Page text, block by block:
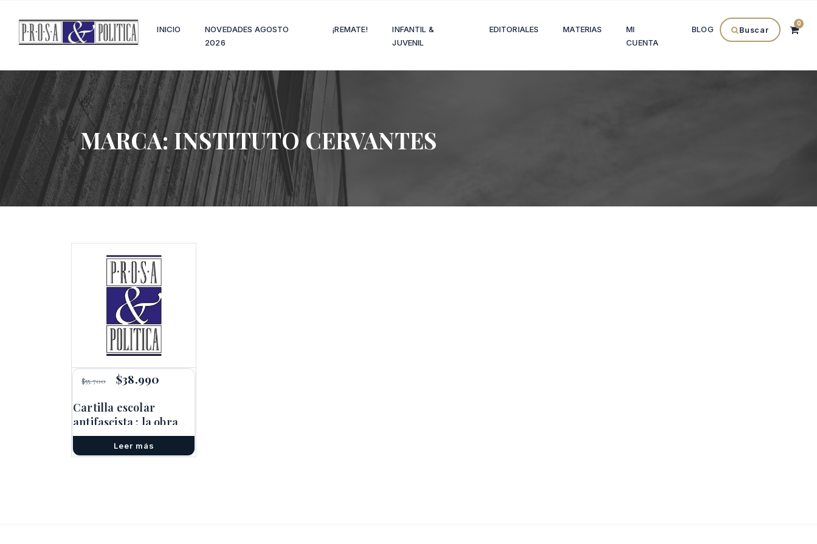
INICIO
NOVEDADES AGOSTO
2026
¡REMATE!
INFANTIL &
JUVENIL
EDITORIALES MATERIAS
MI
CUENTA
BLOG Buscar
0
MARCA: INSTITUTO CERVANTES
$55.700
El
precio
era:
$55.700.
$38.990
$38.990.
Cartilla escolar
antifascista : la obra
maestra de Mauricio
amster y wLeer más